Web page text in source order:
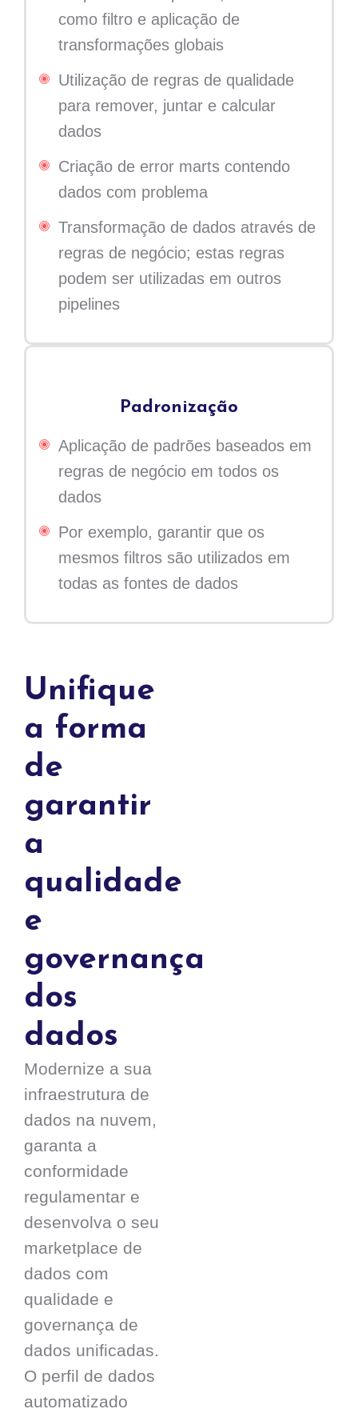
como filtro e aplicação de
transformações globais
Utilização de regras de qualidade
para remover, juntar e calcular
dados
Criação de error marts contendo
dados com problema
Transformação de dados através de
regras de negócio; estas regras
podem ser utilizadas em outros
pipelines
Padronização
Aplicação de padrões baseados em
regras de negócio em todos os
dados
Por exemplo, garantir que os
mesmos filtros são utilizados em
todas as fontes de dados
Unifique
a forma
de
garantir
a
qualidade
e
governança
dos
dados
Modernize a sua
infraestrutura de
dados na nuvem,
garanta a
conformidade
regulamentar e
desenvolva o seu
marketplace de
dados com
qualidade e
governança de
dados unificadas.
O perfil de dados
automatizado